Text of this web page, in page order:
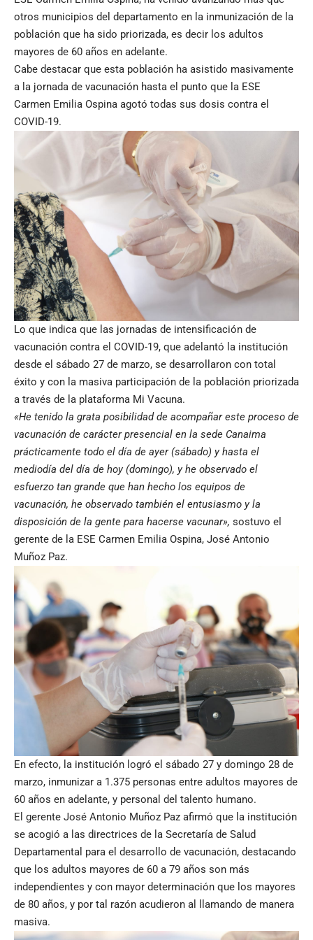
otros municipios del departamento en la inmunización de la
población que ha sido priorizada, es decir los adultos
mayores de 60 años en adelante.
Cabe destacar que esta población ha asistido masivamente
a la jornada de vacunación hasta el punto que la ESE
Carmen Emilia Ospina agotó todas sus dosis contra el
COVID-19.
Lo que indica que las jornadas de intensificación de
vacunación contra el COVID-19, que adelantó la institución
desde el sábado 27 de marzo, se desarrollaron con total
éxito y con la masiva participación de la población priorizada
a través de la plataforma Mi Vacuna.
«He tenido la grata posibilidad de acompañar este proceso de
vacunación de carácter presencial en la sede Canaima
prácticamente todo el día de ayer (sábado) y hasta el
mediodía del día de hoy (domingo), y he observado el
esfuerzo tan grande que han hecho los equipos de
vacunación, he observado también el entusiasmo y la
disposición de la gente para hacerse vacunar», sostuvo el
gerente de la ESE Carmen Emilia Ospina, José Antonio
Muñoz Paz.
En efecto, la institución logró el sábado 27 y domingo 28 de
marzo, inmunizar a 1.375 personas entre adultos mayores de
60 años en adelante, y personal del talento humano.
El gerente José Antonio Muñoz Paz afirmó que la institución
se acogió a las directrices de la Secretaría de Salud
Departamental para el desarrollo de vacunación, destacando
que los adultos mayores de 60 a 79 años son más
independientes y con mayor determinación que los mayores
de 80 años, y por tal razón acudieron al llamando de manera
masiva.